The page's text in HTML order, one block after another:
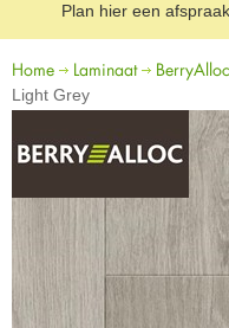
Plan hier een
Home Laminaat BerryAlloc
Light Grey